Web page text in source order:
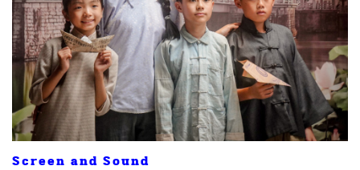
Screen and Sound